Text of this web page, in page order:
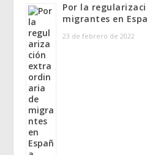
Por la
migrantes en
23 de febrero de 2022